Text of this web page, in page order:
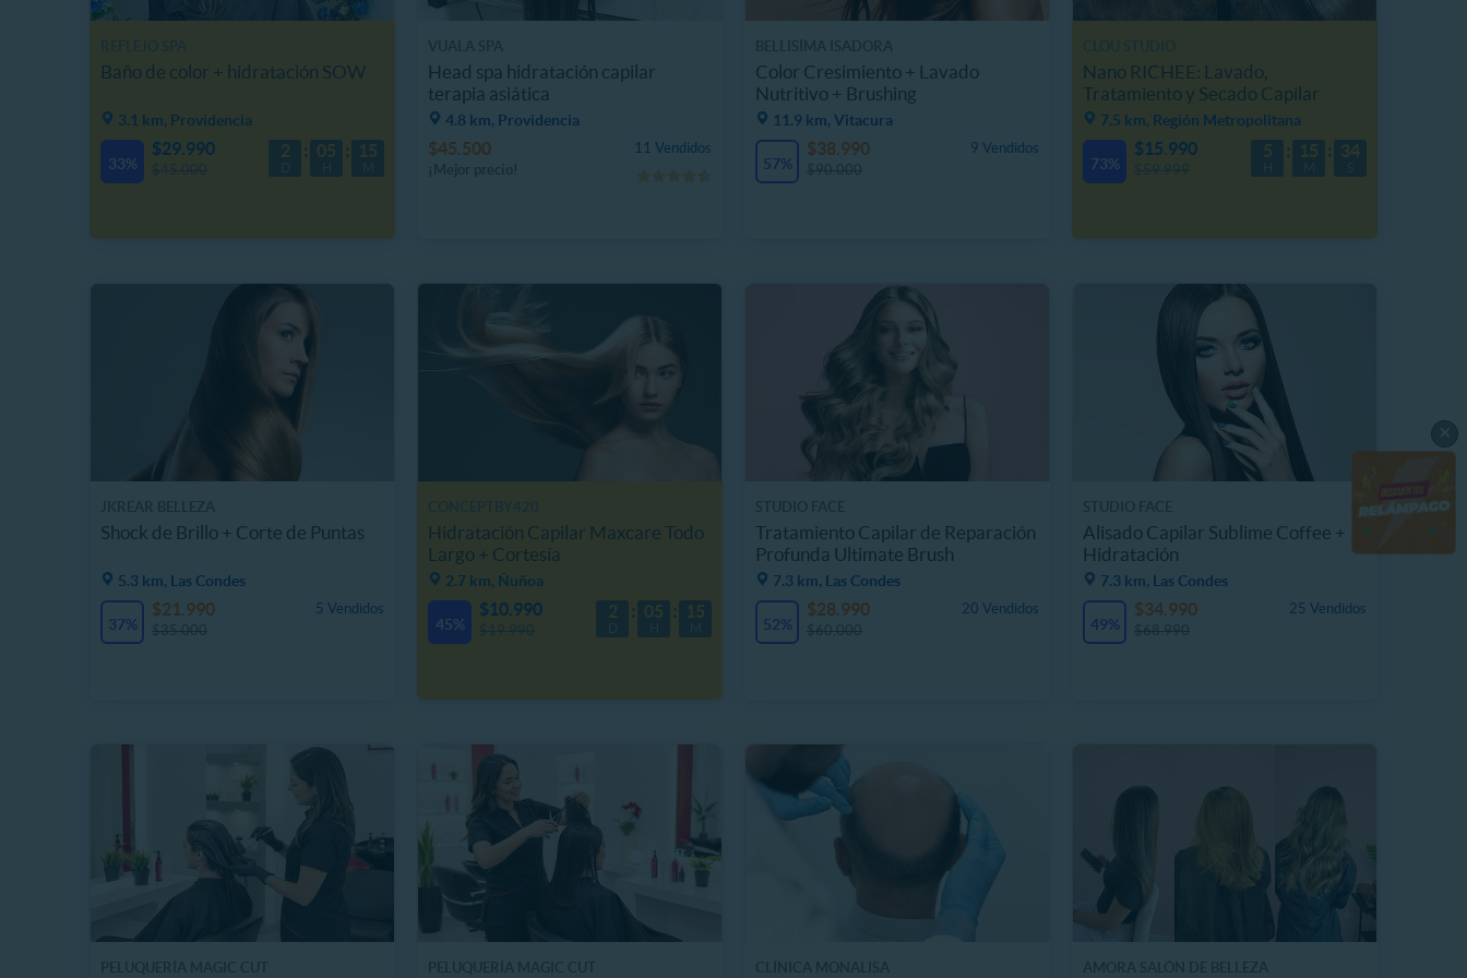
Baño de color + hidratación SOW
3.1 km, Providencia
33%
2 05 15
$29.990
Head spa hidratación capilar
terapia asiática
4.8 km, Providencia
11 Vendidos
$45.500
Color Cresimiento + Lavado
Nutritivo + Brushing
11.9 km, Vitacura
57%
9 Vendidos
$38.990
Nano RICHEE: Lavado,
Tratamiento y Secado Capilar
7.5 km, Región Metropolitana
73%
5 15 32
$15.990
Shock de Brillo + Corte de Puntas
5.3 km, Las Condes
37%
5 Vendidos
$21.990
Hidratación Capilar Maxcare Todo
Largo + Cortesía
2.7 km, Ñuñoa
45%
2 05 15
$10.990
Tratamiento Capilar de Reparación
Profunda Ultimate Brush
7.3 km, Las Condes
52%
20 Vendidos
$28.990
Alisado Capilar Sublime Coffee +
Hidratación
7.3 km, Las Condes
49%
25 Vendidos
$34.990